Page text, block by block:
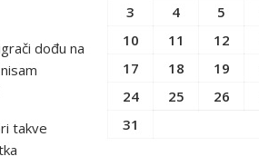
dođu na
takve
3
4 5
10
11 12
17
18 19
24
25 26
31